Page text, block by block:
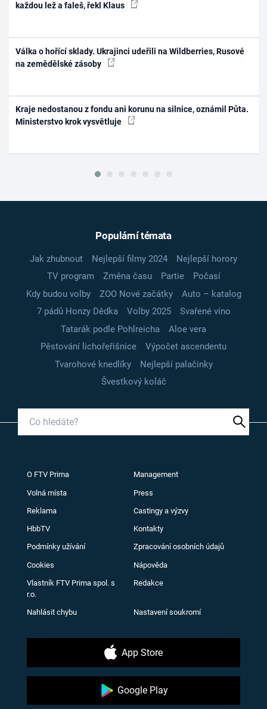
každou lež a faleš, řekl Klaus
Válka o hořící sklady. Ukrajinci udeřili na Wildberries, Rusové
na zemědělské zásoby
Kraje nedostanou z fondu ani korunu na silnice, oznámil Půta.
Ministerstvo krok vysvětluje
Populární témata
Jak zhubnout Nejlepší filmy 2024
Nejlepší horory
TV program
Změna času Partie
Počasí
Kdy budou volby
ZOO Nové začátky
Auto – katalog
7 pádů Honzy Dědka
Volby 2025
Svařené víno
Tatarák podle Pohlreicha
Aloe vera
Pěstování lichořeřišnice
Výpočet ascendentu
Tvarohové knedlíky
Nejlepší palačinky
Švestkový koláč
O FTV Prima Management
Volná místa Press
Reklama Castingy a výzvy
HbbTV Kontakty
Podmínky užívání Zpracování osobních údajů
Cookies Nápověda
Vlastník FTV Prima spol. s
r.o.
Redakce
Nahlásit chybu Nastavení soukromí
App Store
Google Play